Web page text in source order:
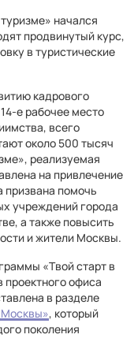
начался
продвинутый курс,
в туристические
кадрового
е рабочее место
всего
около 500 тысяч
реализуемая
на привлечение
призвана помочь
учреждений города
а также повысить
и жители Москвы.
«Твой старт в
офиса
в разделе
, который
поколения